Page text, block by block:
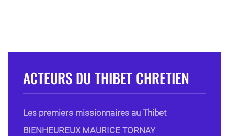
ACTEURS DU THIBET CHRETIEN
Les premiers missionnaires au Thibet
BIENHEUREUX MAURICE TORNAY